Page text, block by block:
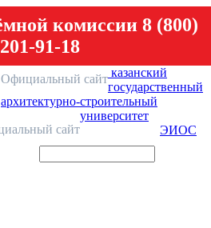
комиссии 8 (800)
201-91-18
Официальный сайт казанский
государственный
архитектурно-строительный
университет
сайт ЭИОС